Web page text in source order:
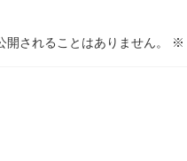
開されることはありません。 ※